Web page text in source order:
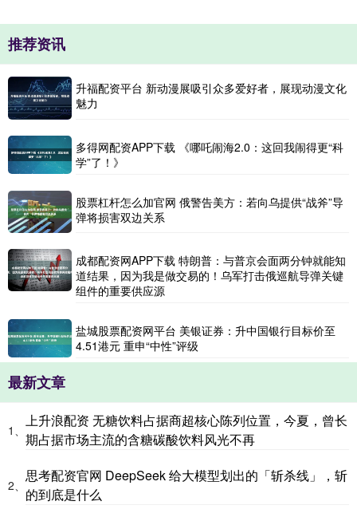
推荐资讯
升福配资平台 新动漫展吸引众多爱好者，展现动漫文化
魅力
多得网配资APP下载 《哪吒闹海2.0：这回我闹得更“科
学”了！》
股票杠杆怎么加官网 俄警告美方：若向乌提供“战斧”导
弹将损害双边关系
成都配资网APP下载 特朗普：与普京会面两分钟就能知
道结果，因为我是做交易的！乌军打击俄巡航导弹关键
组件的重要供应源
盐城股票配资网平台 美银证券：升中国银行目标价至
4.51港元 重申“中性”评级
最新文章
1、
上升浪配资 无糖饮料占据商超核心陈列位置，今夏，曾长
期占据市场主流的含糖碳酸饮料风光不再
2、
思考配资官网 DeepSeek 给大模型划出的「斩杀线」，斩
的到底是什么